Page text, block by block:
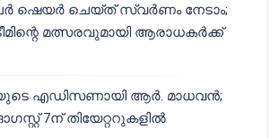
ഷെയർ ചെയ്‌ത് സ്വർണം നേടാം;
മത്സരവുമായി ആരാധകർക്ക്
എഡിസണായി ആർ. മാധവൻ;
7ന് തിയേറ്ററുകളിൽ